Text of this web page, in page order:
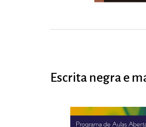
Escrita negra e